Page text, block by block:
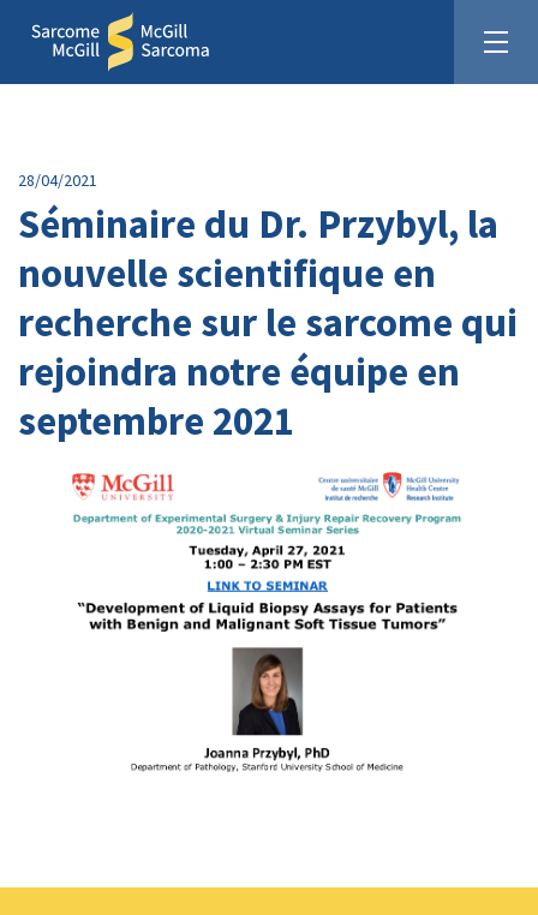
28/04/2021
Séminaire du Dr. Przybyl, la
nouvelle scientifique en
recherche sur le sarcome qui
rejoindra notre équipe en
septembre 2021
Unis pour la cause du sarcome
Faites un don :